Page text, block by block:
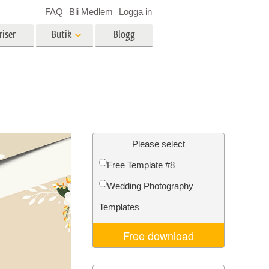
Foto restaurering
Butik Blogg
FAQ Bli Medlem Logga in
Please select
Free Template #8
Wedding Photography
Templates
Free download